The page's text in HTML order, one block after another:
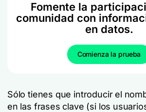
Fomente la
comunidad con
en datos.
Comienza la prueba
Sólo tienes que introducir el
en las frases clave (si los